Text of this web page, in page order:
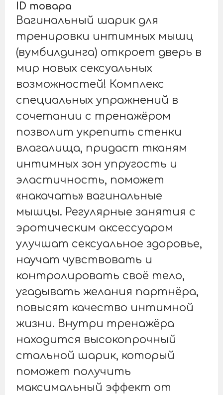
ID товара
Вагинальный шарик для
тренировки интимных мышц
(вумбилдинга) откроет дверь в
мир новых сексуальных
возможностей! Комплекс
специальных упражнений в
сочетании с тренажёром
позволит укрепить стенки
влагалища, придаст тканям
интимных зон упругость и
эластичность, поможет
«накачать» вагинальные
мышцы. Регулярные занятия с
эротическим аксессуаром
улучшат сексуальное здоровье,
научат чувствовать и
контролировать своё тело,
угадывать желания партнёра,
повысят качество интимной
жизни. Внутри тренажёра
находится высокопрочный
стальной шарик, который
поможет получить
максимальный эффект от